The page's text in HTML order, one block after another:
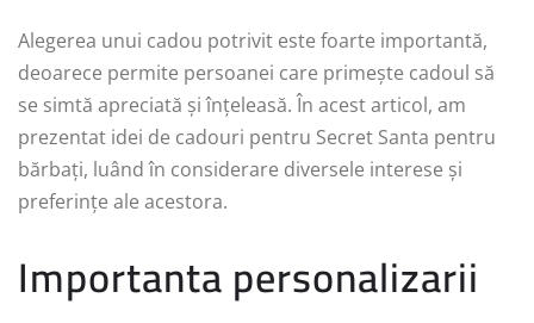
Alegerea unui cadou potrivit este foarte importantă,
deoarece permite persoanei care primește cadoul să
se simtă apreciată și înțeleasă. În acest articol, am
prezentat idei de cadouri pentru Secret Santa pentru
bărbați, luând în considerare diversele interese și
preferințe ale acestora.
Importanta personalizarii